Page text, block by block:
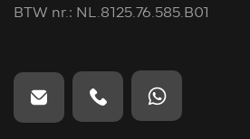
BTW nr.: NL.8125.76.585.B01